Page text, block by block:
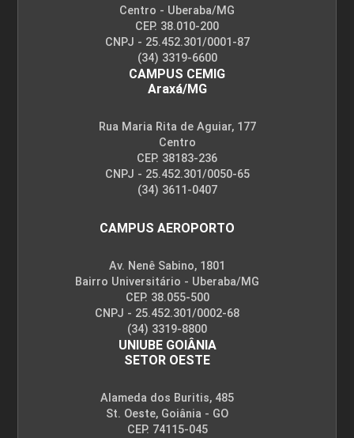
Centro - Uberaba/MG
CEP. 38.010-200
CNPJ - 25.452.301/0001-87
(34) 3319-6600
CAMPUS CEMIG
Araxá/MG
Rua Maria Rita de Aguiar, 177
Centro
CEP. 38183-236
CNPJ - 25.452.301/0050-65
(34) 3611-0407
CAMPUS AEROPORTO
Av. Nenê Sabino, 1801
Bairro Universitário - Uberaba/MG
CEP. 38.055-500
CNPJ - 25.452.301/0002-68
(34) 3319-8800
UNIUBE GOIÂNIA
SETOR OESTE
Alameda dos Buritis, 485
St. Oeste, Goiânia - GO
CEP. 74115-045